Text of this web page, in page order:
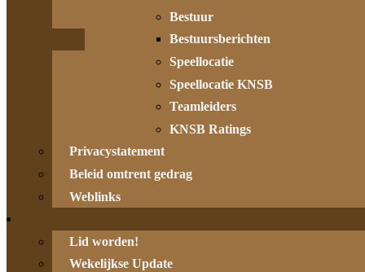
Bestuur
Bestuursberichten
Speellocatie
Speellocatie KNSB
Teamleiders
KNSB Ratings
Privacystatement
Beleid omtrent gedrag
Weblinks
Lid worden!
Wekelijkse Update